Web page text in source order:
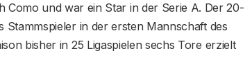
Como und war ein Star in der Serie A. Der 20-
Stammspieler in der ersten Mannschaft des
bisher in 25 Ligaspielen sechs Tore erzielt